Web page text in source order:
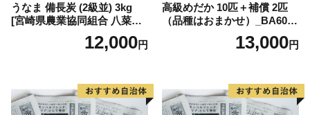
が企業の立地条件となって、機械・製紙・化学・食品・
なりました。
昭和29年には高砂町・荒井村・伊保村・曽根町が合併し
て高砂市が誕生し、その後昭和31年には阿弥陀村・米田
うなま 備長炭 (2級並) 3kg
[宮崎県農業協同組合 八菜館
ひゅうが店 宮崎県 美郷町 31
ap0012] BBQ 七輪 焼肉 高火
ュー 宮崎県 産 送料無料
12,000円
高級めだか 10匹＋補償 2匹
（品種はおまかせ）_BA6001
13,000円